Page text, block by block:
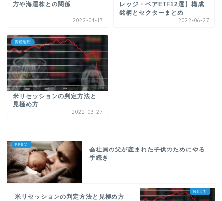
方や海運株との関係
2022-04-17
レッジ・ベアETF12選】構成
銘柄とセクターまとめ
2022-06-27
資産運用
米リセッションの判定方法と
見極め方
2022-03-27
会社員の父が産まれた子供のためにやる
手続き
米リセッションの判定方法と見極め方